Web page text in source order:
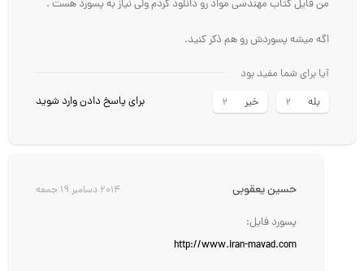
من فایل کتاب مهندسی مواد رو دانلود کردم ولی نیاز به پسورد هست .
اگه میشه پسوردش رو هم ذکر کنید.
آیا برای شما مفید بود
بله
2 خیر 2 برای پاسخ دادن وارد شوید
حسين يعقوبي 2014 دسامبر 19 جمعه
پسورد فایل:
http://www.iran-mavad.com